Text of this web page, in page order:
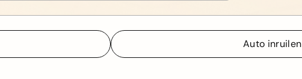
Auto inruilen